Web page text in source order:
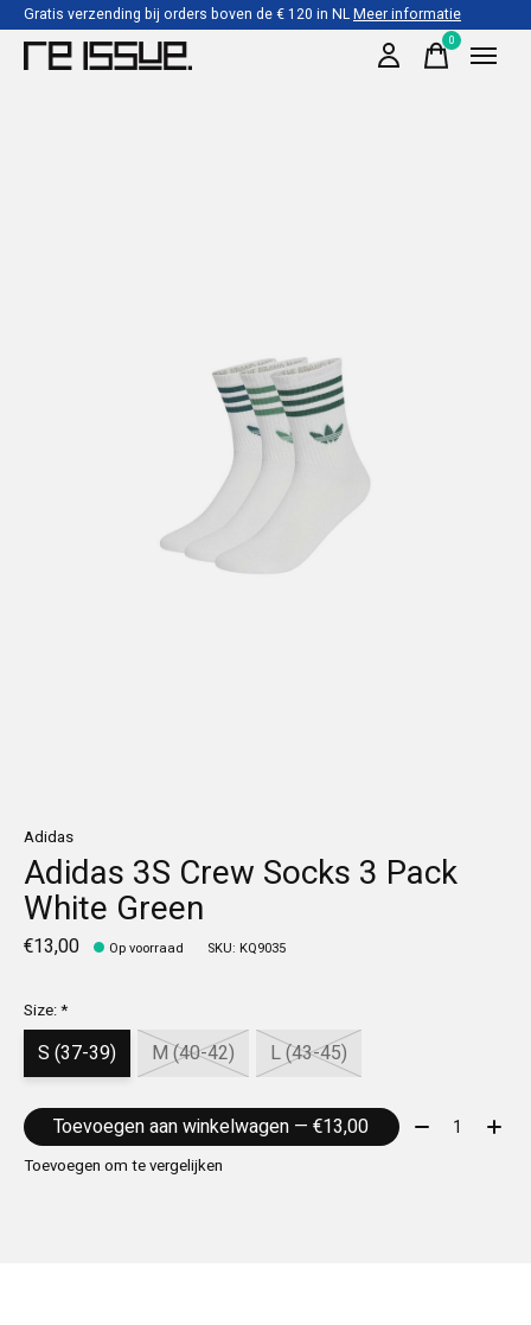
Gratis verzending bij orders boven de € 120 in NLMeer informatie
0items
Adidas
Adidas 3S Crew Socks 3 Pack
White Green
€13,00 Op voorraad SKU: KQ9035
Size:*
S (37-39) M (40-42) L (43-45)
Toevoegen aan winkelwagen — €13,00 Aantal:
Toevoegen om te vergelijken